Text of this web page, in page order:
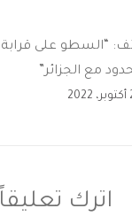
مع الجزائر”
اترك تعليقاً